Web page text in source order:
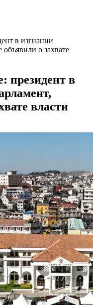
в изгнании
объявили о захвате
президент в
власти